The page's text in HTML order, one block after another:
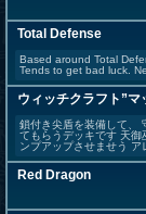
Total Defense
Based around Total
Tends to get bad luck.
ウィッチクラフト”マ
鎖付き尖盾を装備して、
てもらうデッキです 天御
ンプアップさせませう
Red Dragon